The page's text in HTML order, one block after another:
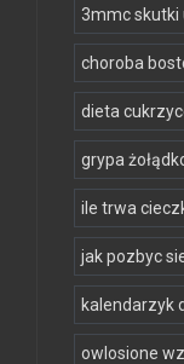
3mmc skutki
choroba
dieta
grypa
ile trwa
jak pozbyc
kalendarzyk
owlosione